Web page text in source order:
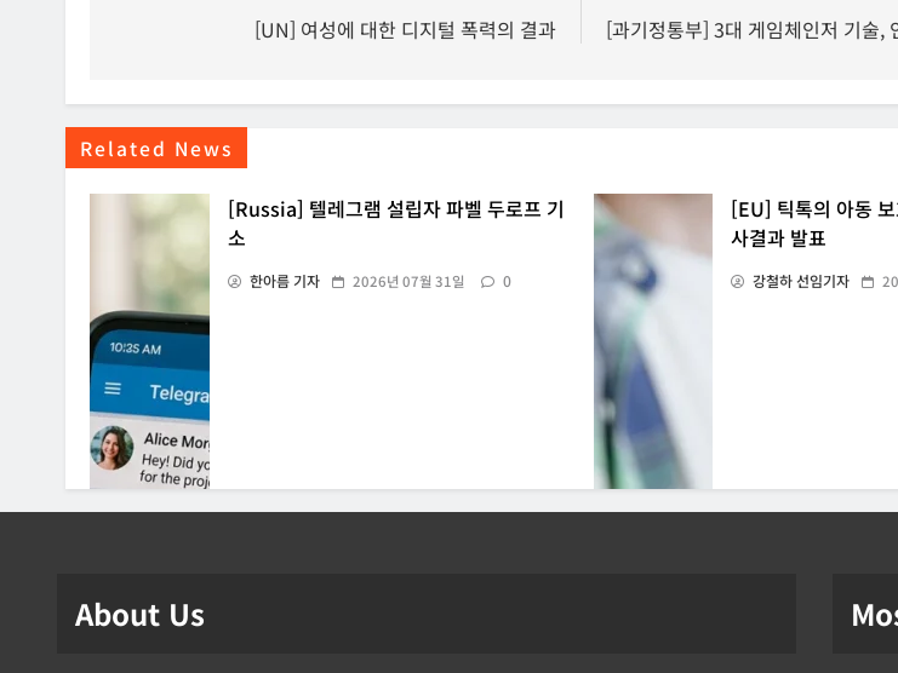
[UN] 여성에 대한 디지털 폭력의 결과
[과기정통부] 3대 게임체인저 기술,
Related News
[Russia] 텔레그램 설립자 파벨 두로프 기
소
한아름 기자 2026년 07월 31일 0
[EU] 틱톡의 아동
사결과 발표
강철하 선임기자
About Us